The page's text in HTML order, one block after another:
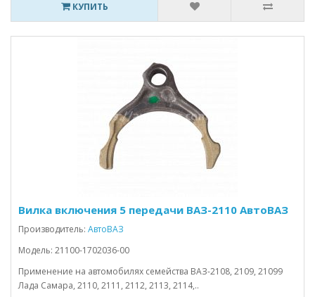
КУПИТЬ
Вилка включения 5 передачи ВАЗ-2110 АвтоВАЗ
Производитель: АвтоВАЗ
Модель: 21100-1702036-00
Применение на автомобилях семейства ВАЗ-2108, 2109, 21099
Лада Самара, 2110, 2111, 2112, 2113, 2114,..